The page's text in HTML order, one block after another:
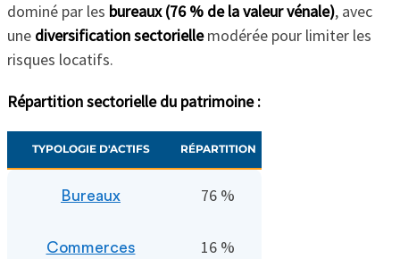
dominé par les bureaux (76 % de la valeur vénale), avec
une diversification sectoriellemodérée pour limiter les
risques locatifs.
Répartition sectorielle du patrimoine :
TYPOLOGIE D'ACTIFS RÉPARTITION
Bureaux 76 %
Commerces 16 %